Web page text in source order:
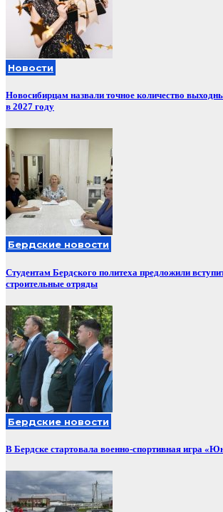
Новости
Новосибирцам назвали точное количество
в 2027 году
Бердские новости
Студентам Бердского политеха предложили
строительные отряды
Бердские новости
В Бердске стартовала военно-спортивная игра